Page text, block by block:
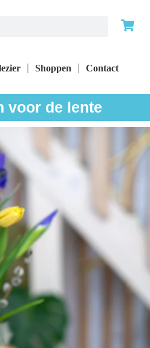
Shoppen Contact
voor de lente